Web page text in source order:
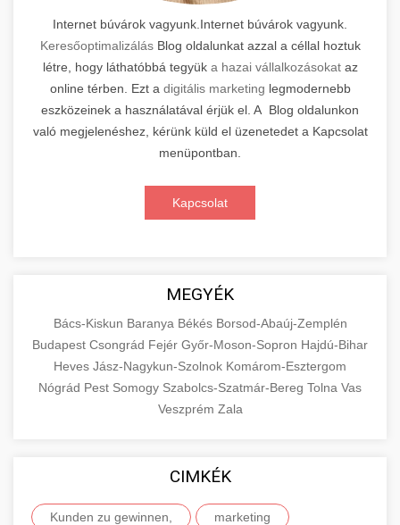
Internet búvárok vagyunk.Internet búvárok vagyunk.
KeresőoptimalizálásBlog oldalunkat azzal a céllal hoztuk
létre, hogy láthatóbbá tegyük a hazai vállalkozásokataz
online térben. Ezt a digitális marketing legmodernebb
eszközeinek a használatával érjük el. A Blog oldalunkon
való megjelenéshez, kérünk küld el üzenetedet a Kapcsolat
menüpontban.
Kapcsolat
MEGYÉK
Bács-Kiskun Baranya Békés Borsod-Abaúj-Zemplén
Budapest Csongrád Fejér Győr-Moson-Sopron Hajdú-Bihar
Heves Jász-Nagykun-Szolnok Komárom-Esztergom
Nógrád Pest Somogy Szabolcs-Szatmár-Bereg Tolna Vas
Veszprém Zala
CIMKÉK
Kunden zu gewinnen, marketing